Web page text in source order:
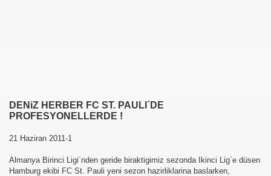
DENiZ HERBER FC ST. PAULI´DE
PROFESYONELLERDE !
21 Haziran 2011-1
Almanya Birinci Ligi´nden geride biraktigimiz sezonda Ikinci Lig´e düsen
Hamburg ekibi FC St. Pauli yeni sezon hazirliklarina baslarken,